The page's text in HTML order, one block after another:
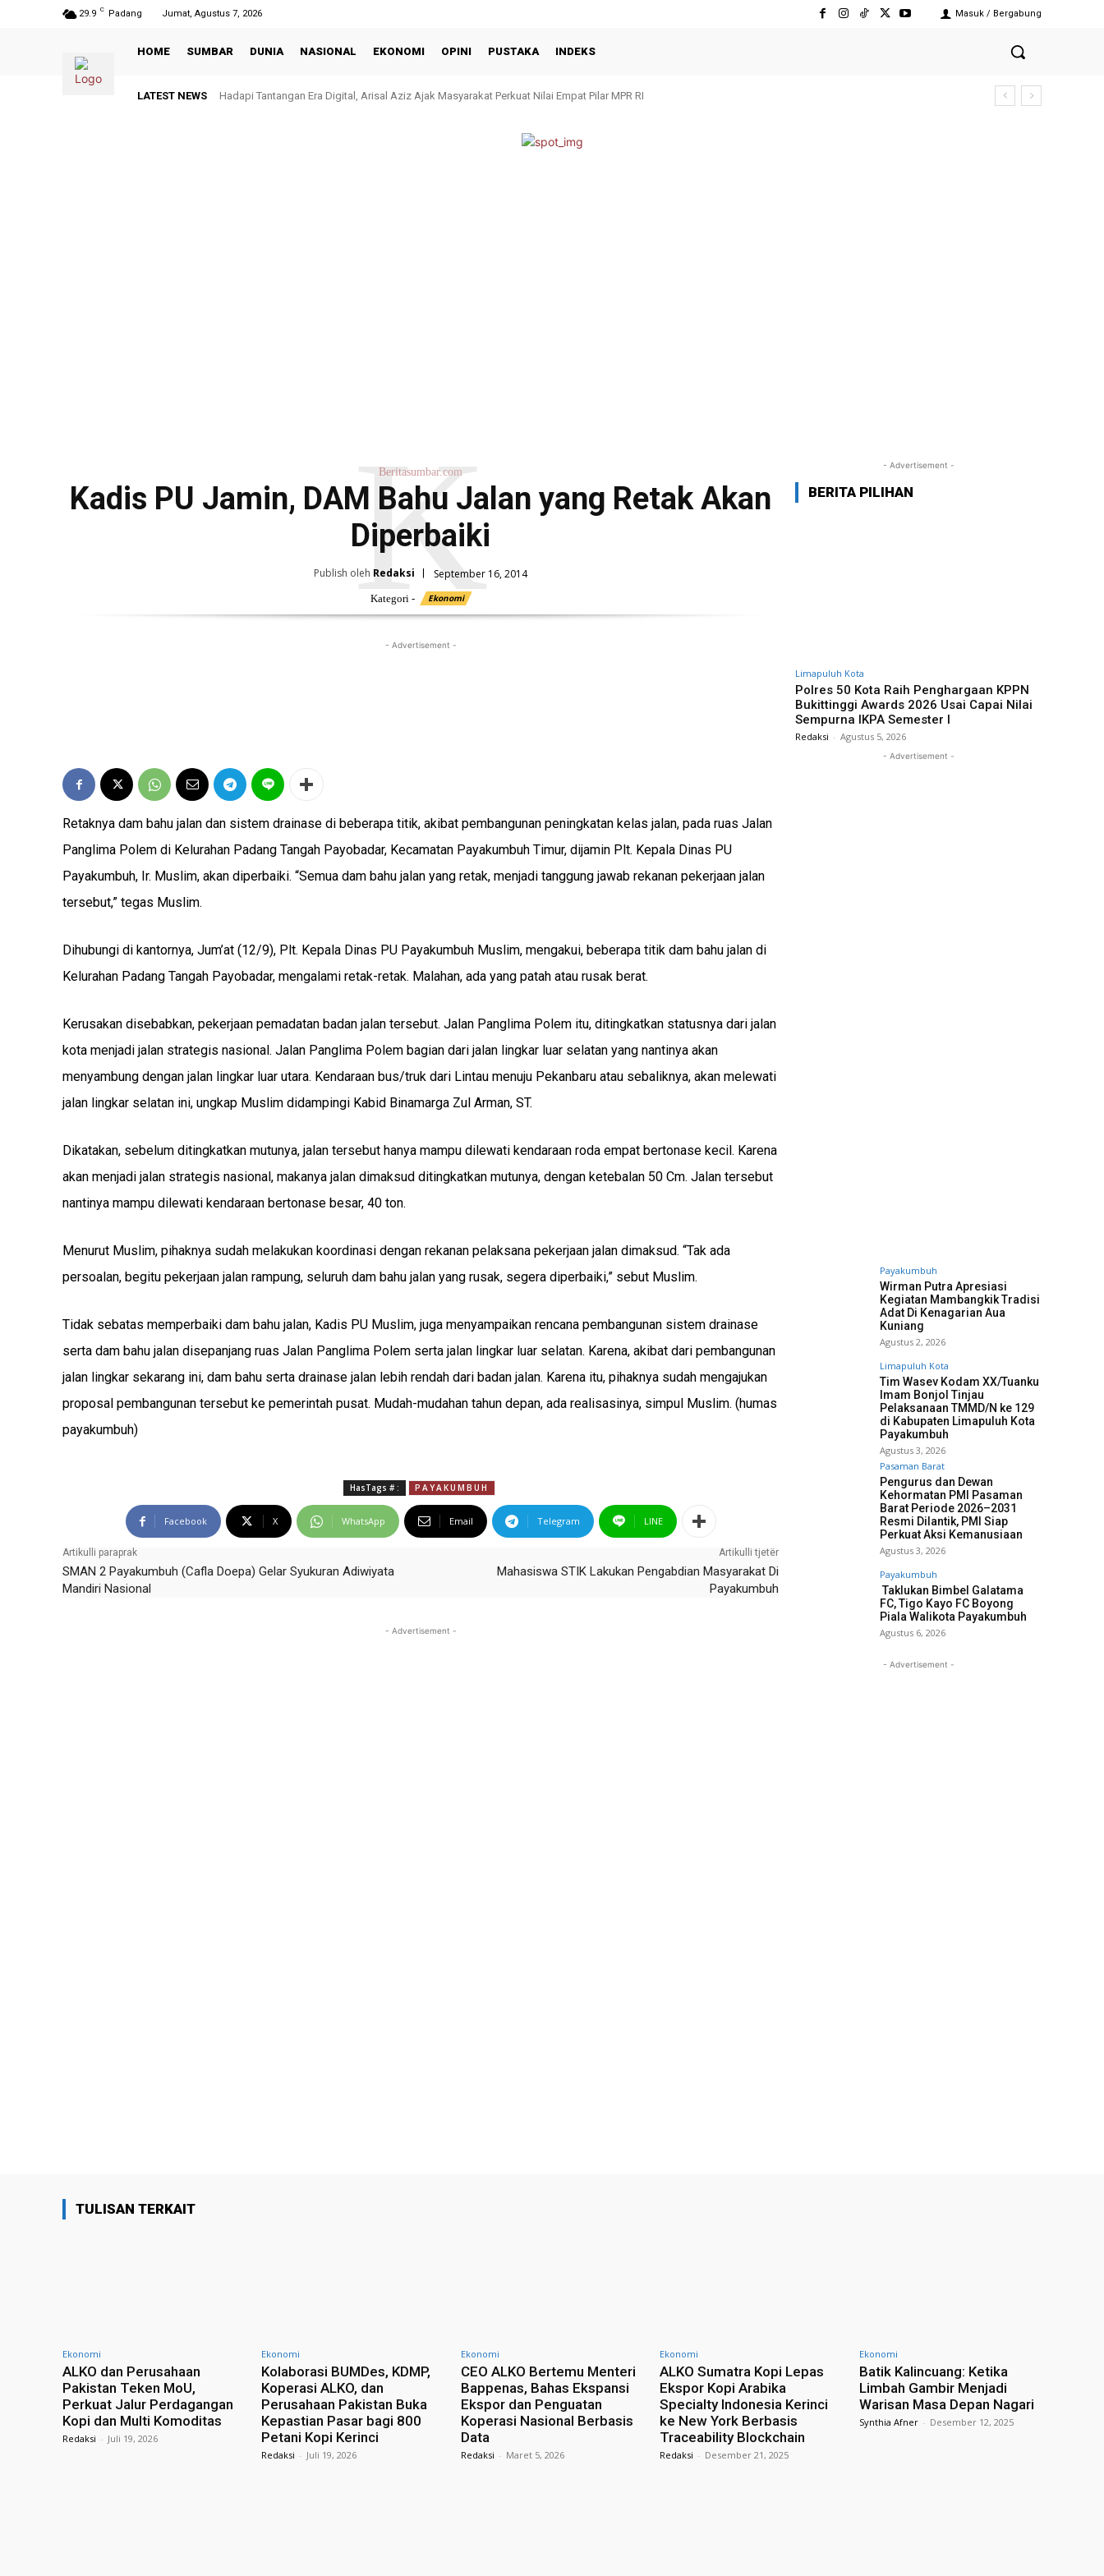
29.9 C Padang Jumat, Agustus 7, 2026 Masuk / Bergabung
HOME SUMBAR DUNIA NASIONAL EKONOMI OPINI PUSTAKA INDEKS
LATEST NEWS Hadapi Tantangan Era Digital, Arisal Aziz Ajak Masyarakat Perkuat Nilai Empat Pilar MPR RI
TMMD ke-129 Kodim 0306/50 Kota Pacu Pengerasan Jalan
Beritasumbar.com
Kadis PU Jamin, DAM Bahu Jalan yang Retak Akan
Diperbaiki
K
Publish oleh Redaksi September 16, 2014
Kategori - Ekonomi
- Advertisement -
Retaknya dam bahu jalan dan sistem drainase di beberapa titik, akibat pembangunan peningkatan kelas jalan, pada ruas Jalan
Panglima Polem di Kelurahan Padang Tangah Payobadar, Kecamatan Payakumbuh Timur, dijamin Plt. Kepala Dinas PU
Payakumbuh, Ir. Muslim, akan diperbaiki. “Semua dam bahu jalan yang retak, menjadi tanggung jawab rekanan pekerjaan jalan
tersebut,” tegas Muslim.
Dihubungi di kantornya, Jum’at (12/9), Plt. Kepala Dinas PU Payakumbuh Muslim, mengakui, beberapa titik dam bahu jalan di
Kelurahan Padang Tangah Payobadar, mengalami retak-retak. Malahan, ada yang patah atau rusak berat.
Kerusakan disebabkan, pekerjaan pemadatan badan jalan tersebut. Jalan Panglima Polem itu, ditingkatkan statusnya dari jalan
kota menjadi jalan strategis nasional. Jalan Panglima Polem bagian dari jalan lingkar luar selatan yang nantinya akan
menyambung dengan jalan lingkar luar utara. Kendaraan bus/truk dari Lintau menuju Pekanbaru atau sebaliknya, akan melewati
jalan lingkar selatan ini, ungkap Muslim didampingi Kabid Binamarga Zul Arman, ST.
Dikatakan, sebelum ditingkatkan mutunya, jalan tersebut hanya mampu dilewati kendaraan roda empat bertonase kecil. Karena
akan menjadi jalan strategis nasional, makanya jalan dimaksud ditingkatkan mutunya, dengan ketebalan 50 Cm. Jalan tersebut
nantinya mampu dilewati kendaraan bertonase besar, 40 ton.
Menurut Muslim, pihaknya sudah melakukan koordinasi dengan rekanan pelaksana pekerjaan jalan dimaksud. “Tak ada
persoalan, begitu pekerjaan jalan rampung, seluruh dam bahu jalan yang rusak, segera diperbaiki,” sebut Muslim.
Tidak sebatas memperbaiki dam bahu jalan, Kadis PU Muslim, juga menyampaikan rencana pembangunan sistem drainase
serta dam bahu jalan disepanjang ruas Jalan Panglima Polem serta jalan lingkar luar selatan. Karena, akibat dari pembangunan
jalan lingkar sekarang ini, dam bahu serta drainase jalan lebih rendah dari badan jalan. Karena itu, pihaknya sudah mengajukan
proposal pembangunan tersebut ke pemerintah pusat. Mudah-mudahan tahun depan, ada realisasinya, simpul Muslim. (humas
payakumbuh)
HasTags # : PAYAKUMBUH
Facebook X WhatsApp Email Telegram LINE
Artikulli paraprak
SMAN 2 Payakumbuh (Cafla Doepa) Gelar Syukuran Adiwiyata
Mandiri Nasional
Artikulli tjetër
Mahasiswa STIK Lakukan Pengabdian Masyarakat Di
Payakumbuh
- Advertisement -
- Advertisement -
BERITA PILIHAN
Limapuluh Kota
Polres 50 Kota Raih Penghargaan KPPN
Bukittinggi Awards 2026 Usai Capai Nilai
Sempurna IKPA Semester I
Redaksi - Agustus 5, 2026
- Advertisement -
Payakumbuh
Wirman Putra Apresiasi
Kegiatan Mambangkik Tradisi
Adat Di Kenagarian Aua
Kuniang
Agustus 2, 2026
Limapuluh Kota
Tim Wasev Kodam XX/Tuanku
Imam Bonjol Tinjau
Pelaksanaan TMMD/N ke 129
di Kabupaten Limapuluh Kota
Payakumbuh
Agustus 3, 2026
Pasaman Barat
Pengurus dan Dewan
Kehormatan PMI Pasaman
Barat Periode 2026–2031
Resmi Dilantik, PMI Siap
Perkuat Aksi Kemanusiaan
Agustus 3, 2026
Payakumbuh
Taklukan Bimbel Galatama
FC, Tigo Kayo FC Boyong
Piala Walikota Payakumbuh
Agustus 6, 2026
- Advertisement -
TULISAN TERKAIT
Ekonomi
ALKO dan Perusahaan
Pakistan Teken MoU,
Perkuat Jalur Perdagangan
Kopi dan Multi Komoditas
Redaksi - Juli 19, 2026
Ekonomi
Kolaborasi BUMDes, KDMP,
Koperasi ALKO, dan
Perusahaan Pakistan Buka
Kepastian Pasar bagi 800
Petani Kopi Kerinci
Redaksi - Juli 19, 2026
Ekonomi
CEO ALKO Bertemu Menteri
Bappenas, Bahas Ekspansi
Ekspor dan Penguatan
Koperasi Nasional Berbasis
Data
Redaksi - Maret 5, 2026
Ekonomi
ALKO Sumatra Kopi Lepas
Ekspor Kopi Arabika
Specialty Indonesia Kerinci
ke New York Berbasis
Traceability Blockchain
Redaksi - Desember 21, 2025
Ekonomi
Batik Kalincuang: Ketika
Limbah Gambir Menjadi
Warisan Masa Depan Nagari
Synthia Afner - Desember 12, 2025